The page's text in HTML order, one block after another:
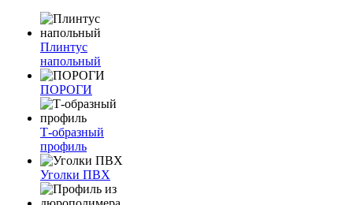
Плинтус
напольный
ПОРОГИ
Т-образный
профиль
Уголки ПВХ